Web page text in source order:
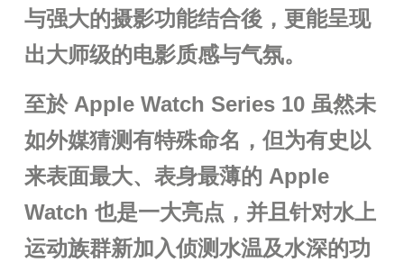
与强大的摄影功能结合後，更能呈现
出大师级的电影质感与气氛。
至於 Apple Watch Series 10 虽然未
如外媒猜测有特殊命名，但为有史以
来表面最大、表身最薄的 Apple
Watch 也是一大亮点，并且针对水上
运动族群新加入侦测水温及水深的功